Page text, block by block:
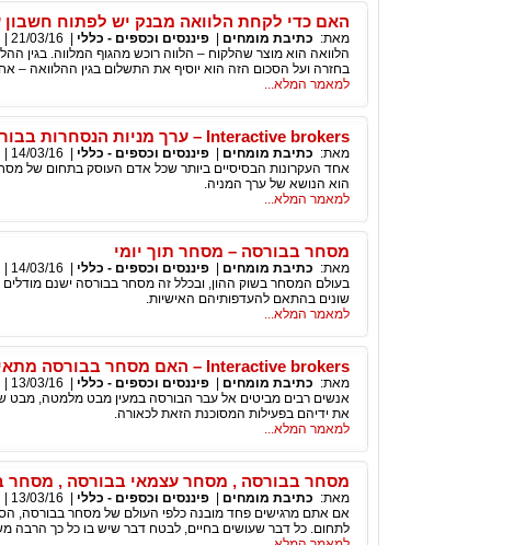
האם כדי לקחת הלוואה מבנק יש לפתוח חשבון
מאת: כתיבת מומחים פיננסים וכספים - כללי 21/03/16
הלוואה הוא מוצר שהלקוח – הלווה רוכש מהגוף המלווה. בגין
בחזרה ועל הסכום הזה הוא יוסיף את התשלום בגין ההלוואה –
למאמר המלא...
Interactive brokers – ערך מניות הנסחרות בבורסה
מאת: כתיבת מומחים פיננסים וכספים - כללי 14/03/16
אחד העקרונות הבסיסיים ביותר שכל אדם העוסק בתחום של
הוא הנושא של ערך המניה.
למאמר המלא...
מסחר בבורסה – מסחר תוך יומי
מאת: כתיבת מומחים פיננסים וכספים - כללי 14/03/16
בעולם המסחר בשוק ההון, ובכלל זה מסחר בבורסה ישנם
שונים בהתאם להעדפותיהם האישיות.
למאמר המלא...
Interactive brokers – האם מסחר בבורסה מתאים לכם?
מאת: כתיבת מומחים פיננסים וכספים - כללי 13/03/16
אנשים רבים מביטים אל עבר הבורסה במעין מבט מלמטה, מבט
את ידיהם בפעילות המסוכנת הזאת לכאורה.
למאמר המלא...
מסחר בבורסה , מסחר עצמאי בבורסה , מסחר
מאת: כתיבת מומחים פיננסים וכספים - כללי 13/03/16
אם אתם מרגישים פחד מובנה כלפי העולם של מסחר בבורסה,
לתחום. כל דבר שעושים בחיים, לבטח דבר שיש בו כל כך הרבה